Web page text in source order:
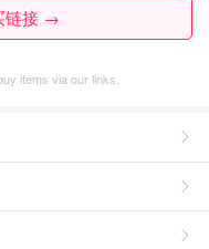
链接 →
items via our links.